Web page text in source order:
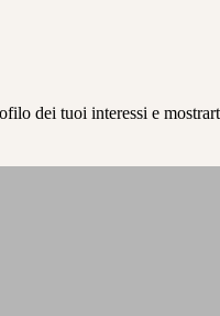
dei tuoi interessi e